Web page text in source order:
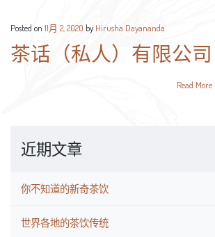
Posted on 11月 2, 2020 byHirusha Dayananda
茶话（私人）有限公司
Read More
近期文章
你不知道的新奇茶饮
世界各地的茶饮传统